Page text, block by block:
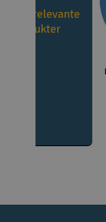
flere relevante
produkter